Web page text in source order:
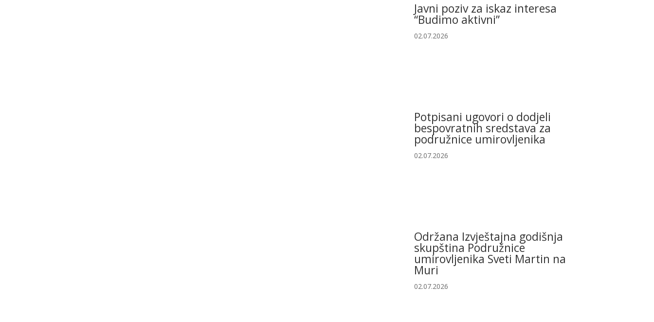
Javni poziv za iskaz interesa
“Budimo aktivni”
02.07.2026
Potpisani ugovori o dodjeli
bespovratnih sredstava za
podružnice umirovljenika
02.07.2026
Održana Izvještajna godišnja
skupština Podružnice
umirovljenika Sveti Martin na
Muri
02.07.2026